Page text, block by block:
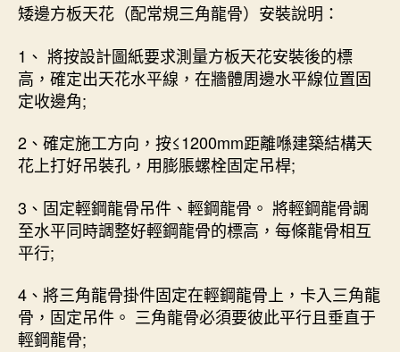
矮邊方板天花（配常規三角龍骨）安裝說明：
1、 將按設計圖紙要求測量方板天花安裝後的標
高，確定出天花水平線，在牆體周邊水平線位置固
定收邊角;
2、確定施工方向，按≤1200mm距離喺建築結構天
花上打好吊裝孔，用膨脹螺栓固定吊桿;
3、固定輕鋼龍骨吊件、輕鋼龍骨。 將輕鋼龍骨調
至水平同時調整好輕鋼龍骨的標高，每條龍骨相互
平行;
4、將三角龍骨掛件固定在輕鋼龍骨上，卡入三角龍
骨，固定吊件。 三角龍骨必須要彼此平行且垂直于
輕鋼龍骨;